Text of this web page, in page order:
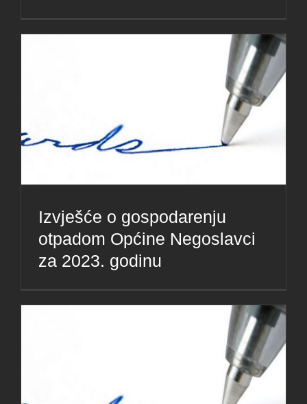
Izvješće o gospodarenju
otpadom Općine Negoslavci
za 2023. godinu